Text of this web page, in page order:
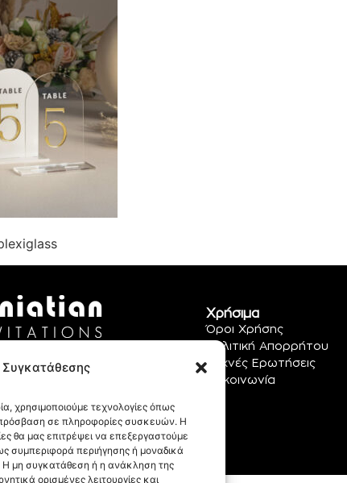
Συγκατάθεσης
χρησιμοποιούμε τεχνολογίες όπως
σε πληροφορίες συσκευών. Η
θα μας επιτρέψει να επεξεργαστούμε
περιήγησης ή μοναδικά
Η μη συγκατάθεση ή η ανάκληση της
ορισμένες λειτουργίες και
32 27 077
Χρήσιμα
Όροι Χρήσης
Πολιτική Απορρήτου
Συχνές Ερωτήσεις
Επικοινωνία